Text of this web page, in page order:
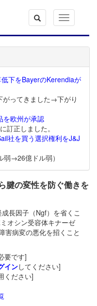
Toggle
navigation
下をBayerのKerendiaが
がってきました→下がり
を欧州が承認
正しました。
社を買う選択権利をJ&J
弱→26億ドル弱）
腱の変性を防ぐ働きを
長因子（Ngf）を省くこ
オシン受容体キナーゼ
害病変の悪化を招くこと
要です]
インしてください]
ください]